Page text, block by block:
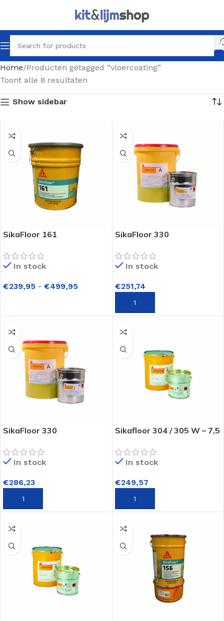
Home Producten getagged “vloercoating”
Toont alle 8 resultaten
Show sidebar
SikaFloor 161
In stock
€239,95 - €499,95
SikaFloor 330
In stock
€251,74
SikaFloor 330
In stock
€286,23
Sikafloor 304 / 305 W – 7,5
In stock
€249,57